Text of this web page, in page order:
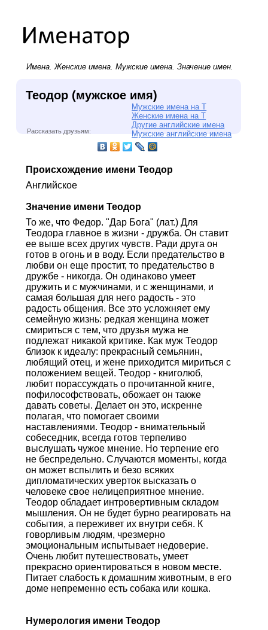
Имена.Женские имена. Мужские имена. Значение имен.
Теодор (мужское имя)
Мужские имена на Т
Женские имена на Т
Другие английские имена
Мужские английские имена
Рассказать друзьям:
Происхождение имени Теодор
Английское
Значение имени Теодор
То же, что Федор. "Дар Бога" (лат.) Для
Теодора главное в жизни - дружба. Он ставит
ее выше всех других чувств. Ради друга он
готов в огонь и в воду. Если предательство в
любви он еще простит, то предательство в
дружбе - никогда. Он одинаково умеет
дружить и с мужчинами, и с женщинами, и
самая большая для него радость - это
радость общения. Все это усложняет ему
семейную жизнь: редкая женщина может
смириться с тем, что друзья мужа не
подлежат никакой критике. Как муж Теодор
близок к идеалу: прекрасный семьянин,
любящий отец, и жене приходится мириться с
положением вещей. Теодор - книголюб,
любит порассуждать о прочитанной книге,
пофилософствовать, обожает он также
давать советы. Делает он это, искренне
полагая, что помогает своими
наставлениями. Теодор - внимательный
собеседник, всегда готов терпеливо
выслушать чужое мнение. Но терпение его
не беспредельно. Случаются моменты, когда
он может вспылить и безо всяких
дипломатических уверток высказать о
человеке свое нелицеприятное мнение.
Теодор обладает интровертивным складом
мышления. Он не будет бурно реагировать на
события, а переживет их внутри себя. К
говорливым людям, чрезмерно
эмоциональным испытывает недоверие.
Очень любит путешествовать, умеет
прекрасно ориентироваться в новом месте.
Питает слабость к домашним животным, в его
доме непременно есть собака или кошка.
Нумерология имени Теодор